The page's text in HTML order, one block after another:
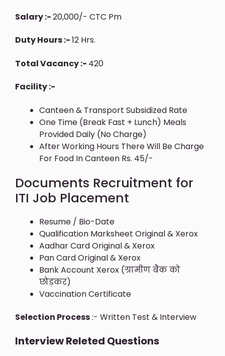
Salary :-20,000/- CTC Pm
Duty Hours :-12 Hrs.
Total Vacancy :- 420
Facility :-
Canteen & Transport Subsidized Rate
One Time (Break Fast + Lunch) Meals
Provided Daily (No Charge)
After Working Hours There Will Be Charge
For Food In Canteen Rs. 45/-
Documents Recruitment for
ITI Job Placement
Resume / Bio-Date
Qualification Marksheet Original & Xerox
Aadhar Card Original & Xerox
Pan Card Original & Xerox
Bank Account Xerox (ग्रामीण बैंक को
छोड़कर)
Vaccination Certificate
Selection Process:- Written Test & Interview
Interview Releted Questions